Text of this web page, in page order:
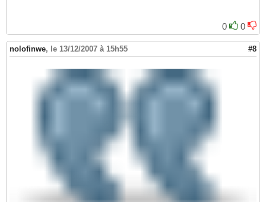
0 0
nolofinwe, le 13/12/2007 à 15h55 #8